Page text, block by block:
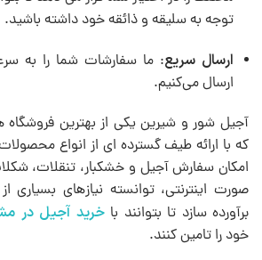
توجه به سلیقه و ذائقه خود داشته باشید.
ارسال سریع: ما سفارشات شما را به
ارسال می‌کنیم.
آجیل شور و شیرین یکی از بهترین فروشگاه
که با ارائه طیف گسترده ای از انواع
امکان سفارش آجیل و خشکبار، تنقلات،
صورت اینترنتی، توانسته نیازهای بسیاری
برآورده سازد تا بتوانند باخرید آجیل در
خود را تامین کنند.